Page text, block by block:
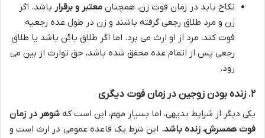
نکاح باید در زمان فوت زن، همچنان معتبر و برقرار باشد. اگر
زن و مرد طلاق رجعی گرفته باشند و زن در طول عده رجعیه
فوت کند، مرد از او ارث می برد. اما اگر طلاق بائن باشد یا طلاق
رجعی پس از اتمام عده محقق شده باشد، حق توارث از بین می
رود.
۲. زنده بودن زوجین در زمان فوت دیگری
یکی دیگر از شرایط بدیهی، اما بسیار مهم، این است که شوهر در زمان
فوت همسرش، زنده باشد. این شرط یک قاعده عمومی در ارث است و